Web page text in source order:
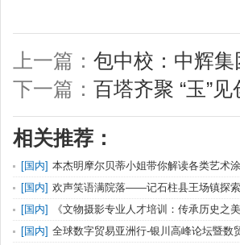
上一篇： 包中校：中辉
下一篇： 百塔齐聚 “玉”见
相关推荐：
[国内] 本杰明摩尔贝蒂小姐带你解读各类艺术
后的色
[国内] 欢声笑语满院落——记石柱县王场镇探索
综合
[国内]
《文物摄影专业人才培训：传承历史之
化辉煌
[国内] 全球数字贸易亚洲行-银川高峰论坛暨数